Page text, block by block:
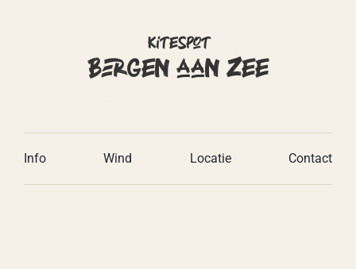
Kitespot
Bergen aan Zee
Info Wind Locatie Contact